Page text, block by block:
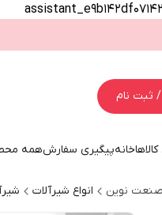
/ ثبت نام
خانهپیگیری سفارشهمه
نوین انواع شیرآلات